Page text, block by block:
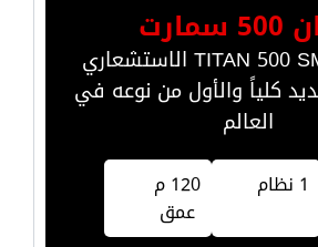
جهاز TITAN 500 SMART الاستشعاري
كلياً والأول من نوعه في
العالم
1 نظام
120 م
عمق